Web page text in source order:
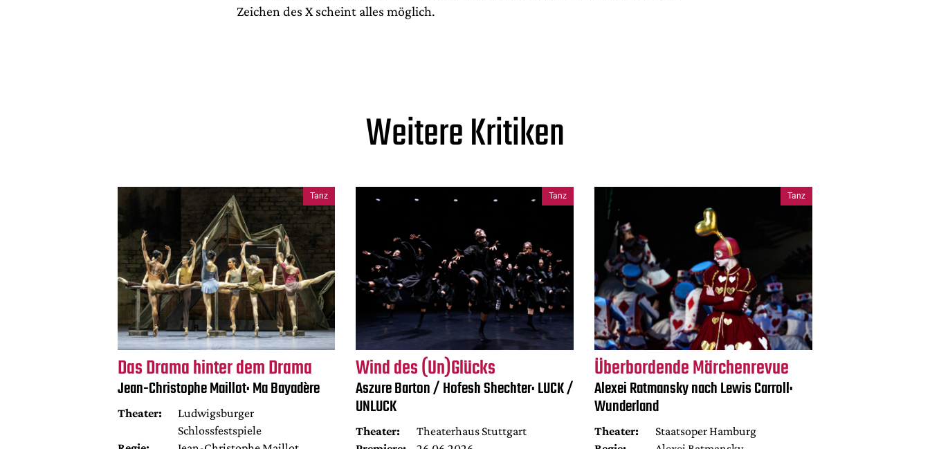
Zeichen des X scheint alles möglich.
Weitere Kritiken
Tanz
Das Drama hinter dem Drama
Jean-Christophe Maillot: Ma Bayadère
Theater:
Ludwigsburger
Schlossfestspiele
Tanz
Wind des (Un)Glücks
Aszure Barton / Hofesh Shechter: LUCK /
UNLUCK
Theater:
Theaterhaus Stuttgart
Tanz
Überbordende Märchenrevue
Alexei Ratmansky nach Lewis Carroll:
Wunderland
Theater:
Staatsoper Hamburg